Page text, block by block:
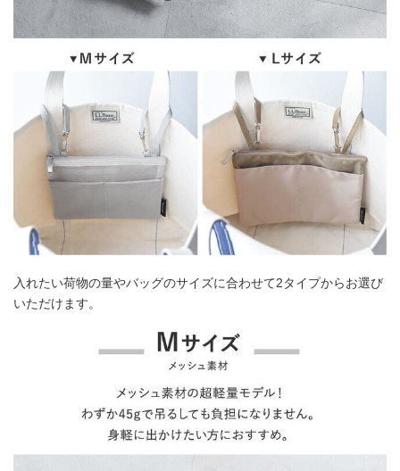
入れたい荷物の量やバッグのサイズに合わせて2タイプからお選び
いただけます。